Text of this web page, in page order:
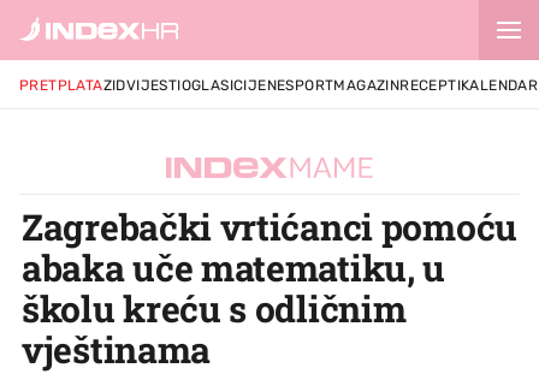
PRETPLATAZIDVIJESTIOGLASICIJENESPORTMAGAZINRECEPTIKALENDAR
Zagrebački vrtićanci pomoću
abaka uče matematiku, u
školu kreću s odličnim
vještinama